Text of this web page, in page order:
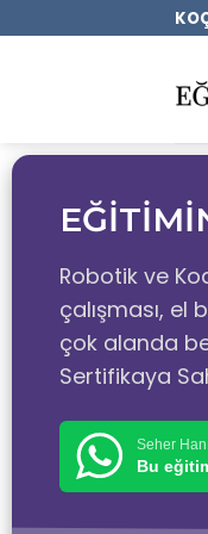
Robotik ve
çalışması,
çok alanda
Sertifikaya
Seher
Bu